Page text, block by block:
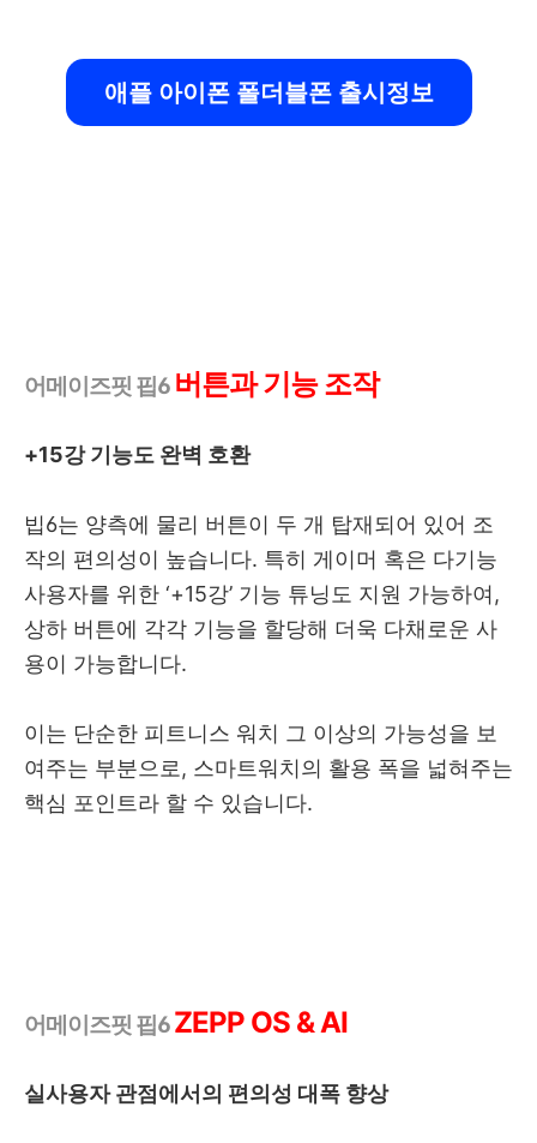
애플 아이폰 폴더블폰 출시정보
어메이즈핏 핍6 버튼과 기능 조작
+15강 기능도 완벽 호환
빕6는 양측에 물리 버튼이 두 개 탑재되어 있어 조
작의 편의성이 높습니다. 특히 게이머 혹은 다기능
사용자를 위한 ‘+15강’ 기능 튜닝도 지원 가능하여,
상하 버튼에 각각 기능을 할당해 더욱 다채로운 사
용이 가능합니다.
이는 단순한 피트니스 워치 그 이상의 가능성을 보
여주는 부분으로, 스마트워치의 활용 폭을 넓혀주는
핵심 포인트라 할 수 있습니다.
어메이즈핏 핍6ZEPP OS & AI
실사용자 관점에서의 편의성 대폭 향상